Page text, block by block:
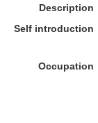
Description
Self introduction
Occupation